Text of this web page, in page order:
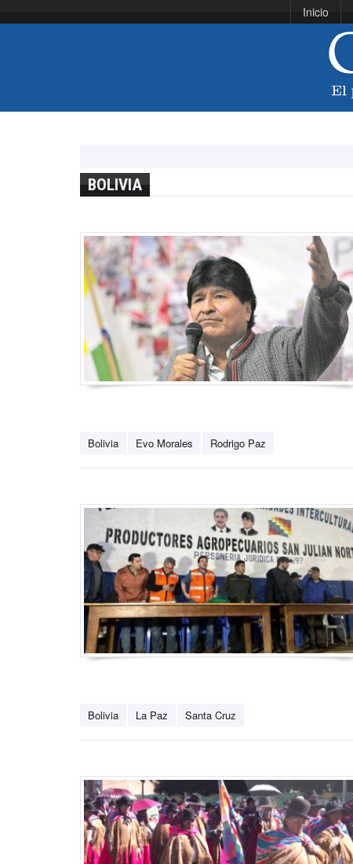
Inicio
BOLIVIA
Bolivia Evo Morales Rodrigo Paz
Bolivia La Paz Santa Cruz